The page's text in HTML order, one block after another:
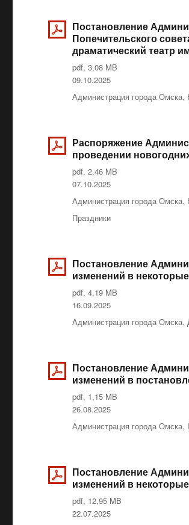
Постановление
Попечительского
драматический театр
pdf, 3,08 MB
Опубликовано
09.10.2025
Рубрики
Администрация города Омска,
Распоряжение
проведении
pdf, 2,46 MB
Опубликовано
07.10.2025
Рубрики
Администрация города Омска,
Метки
Праздники
Постановление
изменений в
pdf, 4,19 MB
Опубликовано
16.09.2025
Рубрики
Администрация города Омска,
Постановление
изменений в
pdf, 1,15 MB
Опубликовано
26.08.2025
Рубрики
Администрация города Омска,
Постановление
изменений в
pdf, 12,95 MB
Опубликовано
22.07.2025